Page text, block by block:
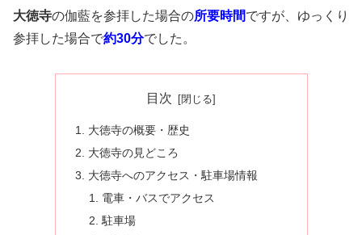
大徳寺の伽藍を参拝した場合の所要時間ですが、ゆっくり
参拝した場合で約30分でした。
目次
大徳寺の概要・歴史
大徳寺の見どころ
大徳寺へのアクセス・駐車場情報
電車・バスでアクセス
駐車場